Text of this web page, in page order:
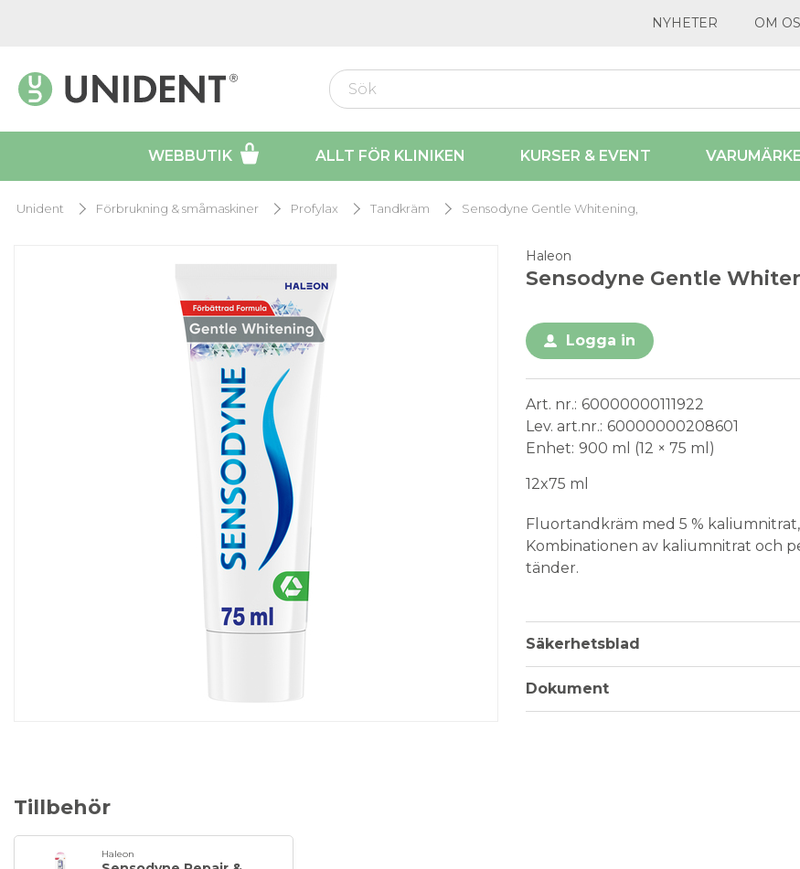
NYHETER OM
WEBBUTIK ALLT FÖR KLINIKEN KURSER & EVENT
Unident Förbrukning & småmaskiner Profylax Tandkräm Sensodyne Gentle Whitening,
Haleon
Sensodyne Gentle
Logga in
Art. nr. 60000000111922
Lev. art.nr. 60000000208601
Enhet 900 ml (12 × 75 ml)
12x75 ml
Fluortandkräm med 5 %
Kombinationen av kaliumnitrat och
tänder.
Säkerhetsblad
Dokument
Tillbehör
Haleon